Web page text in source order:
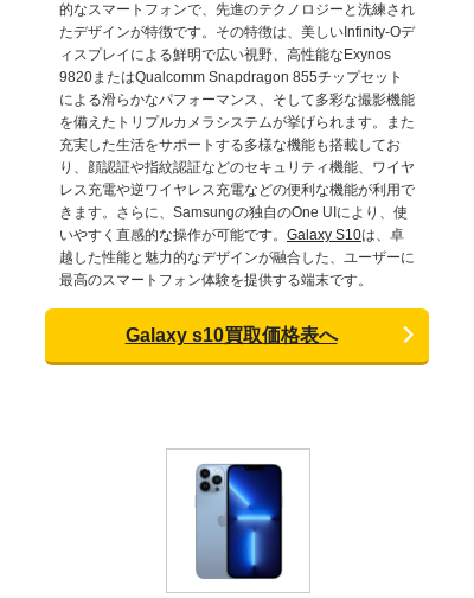
的なスマートフォンで、先進のテクノロジーと洗練され
たデザインが特徴です。その特徴は、美しいInfinity-Oデ
ィスプレイによる鮮明で広い視野、高性能なExynos
9820またはQualcomm Snapdragon 855チップセット
による滑らかなパフォーマンス、そして多彩な撮影機能
を備えたトリプルカメラシステムが挙げられます。また
充実した生活をサポートする多様な機能も搭載してお
り、顔認証や指紋認証などのセキュリティ機能、ワイヤ
レス充電や逆ワイヤレス充電などの便利な機能が利用で
きます。さらに、Samsungの独自のOne UIにより、使
いやすく直感的な操作が可能です。 Galaxy S10は、卓
越した性能と魅力的なデザインが融合した、ユーザーに
最高のスマートフォン体験を提供する端末です。
Galaxy s10買取価格表へ